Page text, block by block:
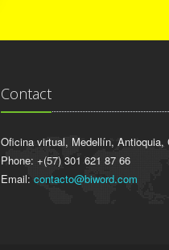
Contact
Oficina virtual, Medellín, Antioquia,
Phone: +(57) 301 621 87 66
Email: contacto@biword.com